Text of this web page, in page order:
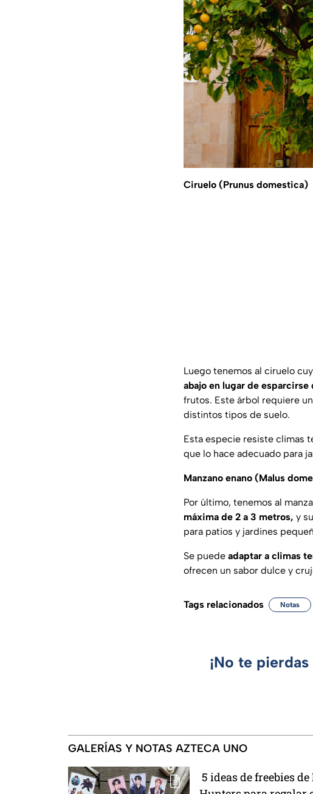
Ciruelo (Prunus domestica)
Luego tenemos al ciruelo
abajo en lugar de
frutos. Este árbol requiere
distintos tipos de suelo.
Esta especie resiste climas
que lo hace adecuado para
Manzano enano (Malus
Por último, tenemos al
máxima de 2 a 3 metros, y
para patios y jardines
Se puede adaptar a climas
ofrecen un sabor dulce y
Tags relacionados Notas
¡No te
GALERÍAS Y NOTAS AZTECA UNO
5 ideas de freebies